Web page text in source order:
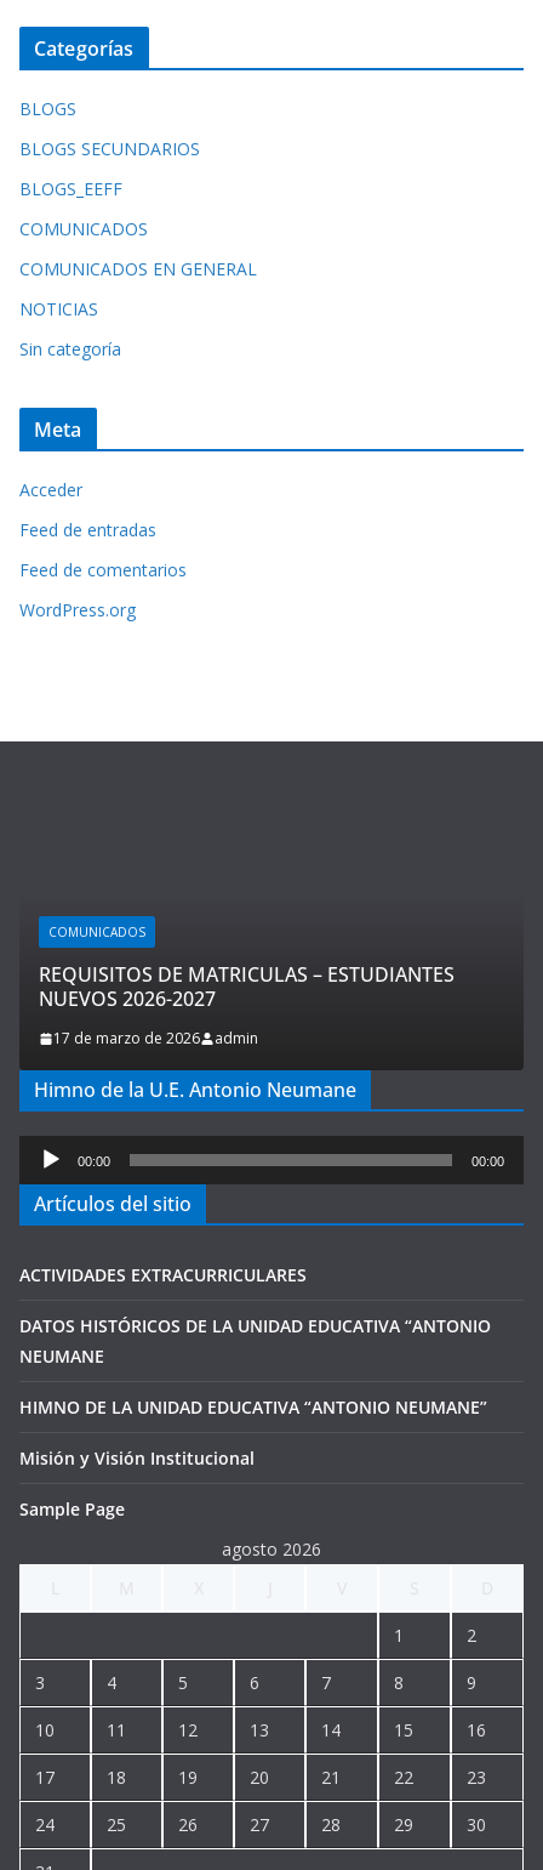
Categorías
BLOGS
BLOGS SECUNDARIOS
BLOGS_EEFF
COMUNICADOS
COMUNICADOS EN GENERAL
NOTICIAS
Sin categoría
Meta
Acceder
Feed de entradas
Feed de comentarios
WordPress.org
COMUNICADOS
REQUISITOS DE MATRICULAS – ESTUDIANTES
NUEVOS 2026-2027
17 de marzo de 2026 admin
Himno de la U.E. Antonio Neumane
Reproductor
de
audio
00:00 00:00
Artículos del sitio
ACTIVIDADES EXTRACURRICULARES
DATOS HISTÓRICOS DE LA UNIDAD EDUCATIVA “ANTONIO
NEUMANE
HIMNO DE LA UNIDAD EDUCATIVA “ANTONIO NEUMANE”
Misión y Visión Institucional
Sample Page
agosto 2026
1 2
3 4 5 6 7 8 9
10 11 12 13 14 15 16
17 18 19 20 21 22 23
24 25 26 27 28 29 30